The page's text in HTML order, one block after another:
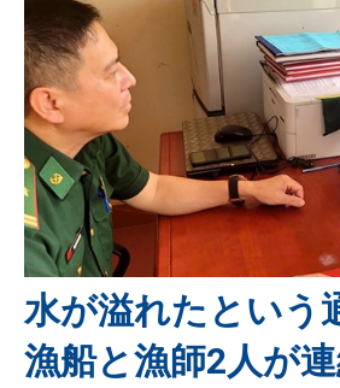
水が溢れたという
漁船と漁師2人が